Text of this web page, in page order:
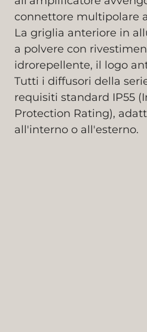
connettore multipolare
La griglia anteriore in
a polvere con
idrorepellente, il logo
Tutti i diffusori della
requisiti standard IP55
Protection Rating),
all'interno o all'esterno.